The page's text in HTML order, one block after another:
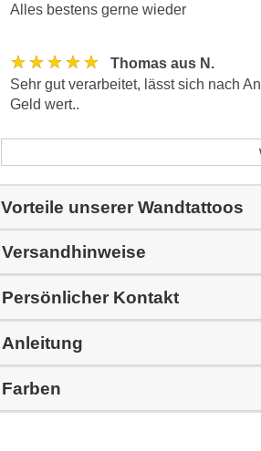
Alles bestens gerne wieder
★★★★★
Thomas aus N.
Sehr gut verarbeitet, lässt sich nach
Geld wert..
Vorteile unserer Wandtattoos
Versandhinweise
Persönlicher Kontakt
Anleitung
Farben